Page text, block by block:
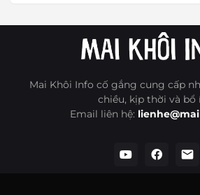
Mai Khôi Info cố gắng cung cấp
chiều, kịp thời và bổ
Email liên hệ: